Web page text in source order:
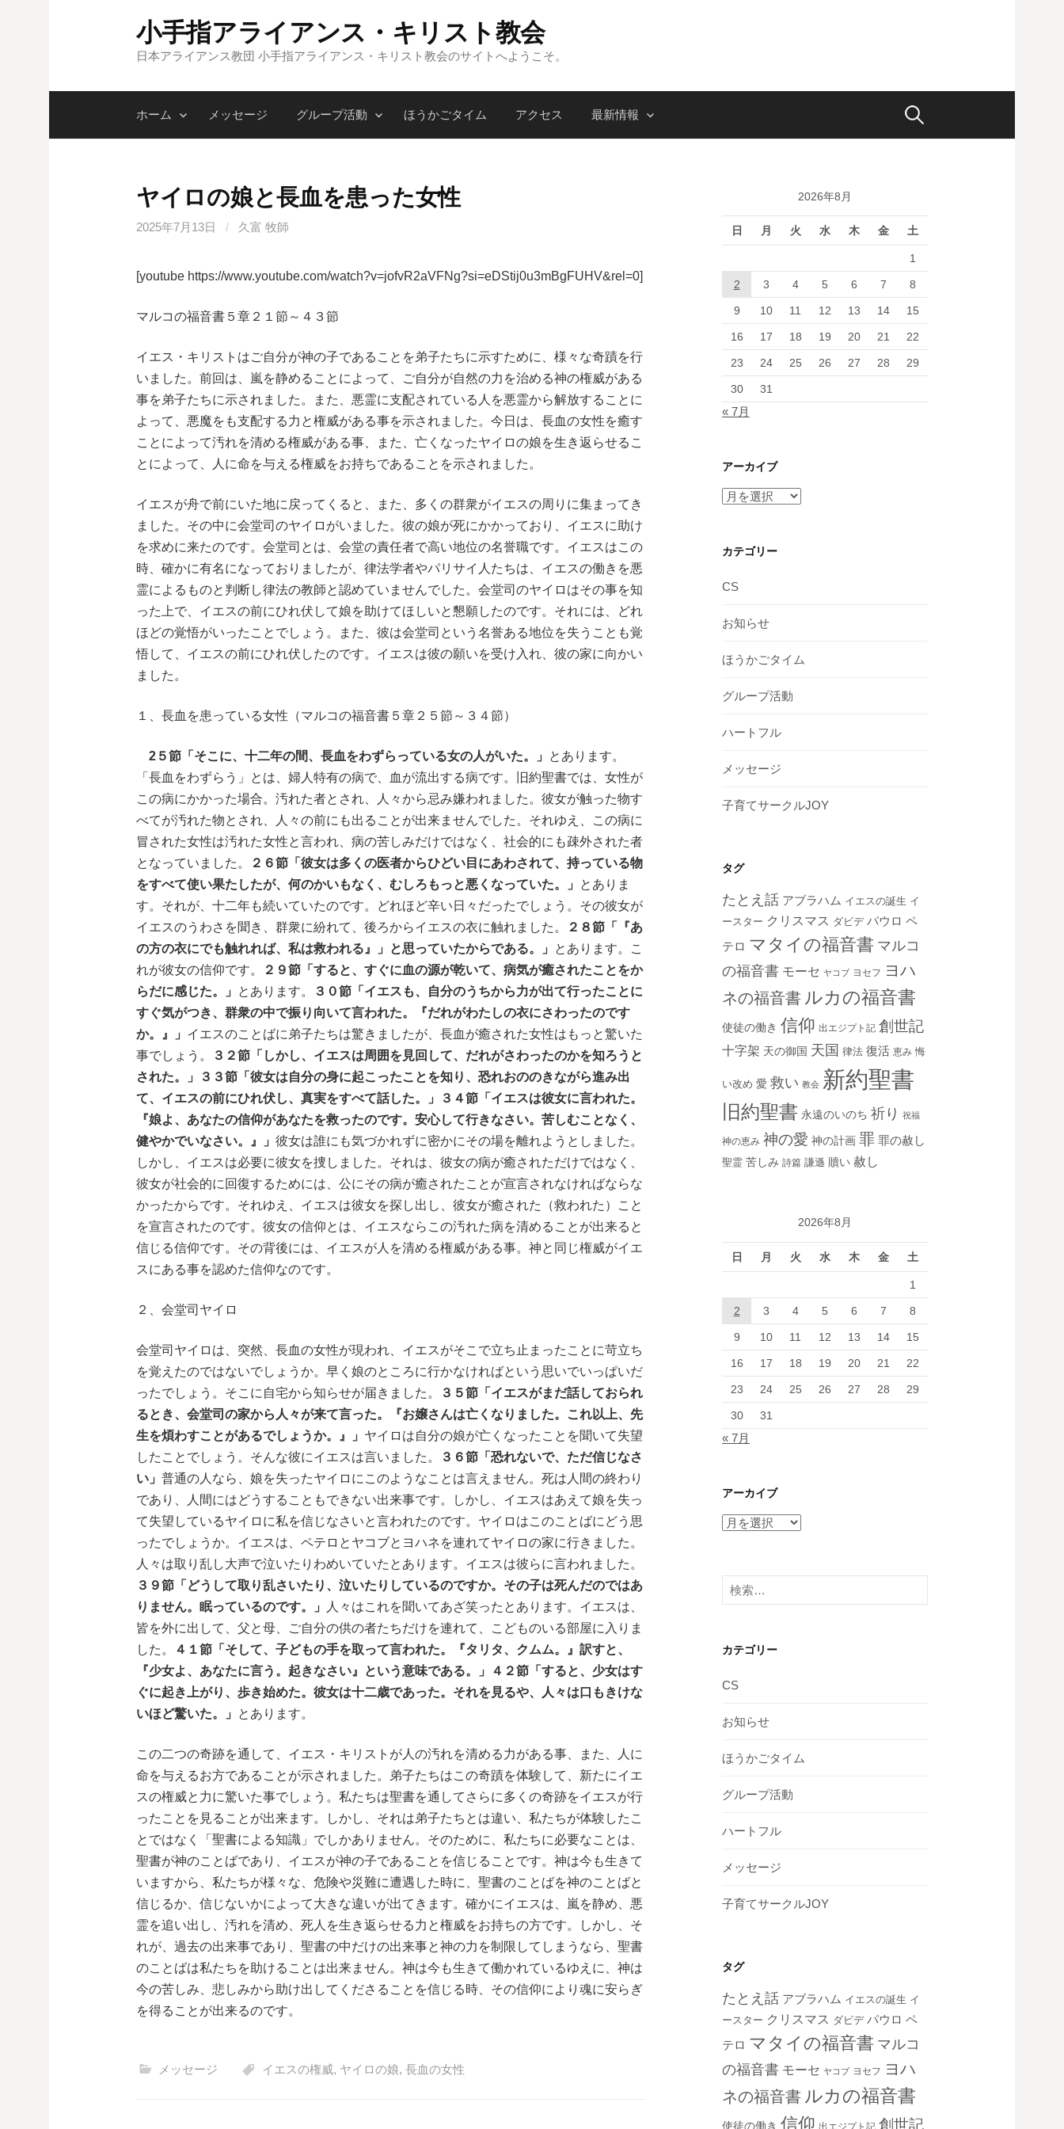
ツ
ス
小手指アライアンス・キリスト教会
日本アライアンス教団 小手指アライアンス・キリスト教会のサイトへようこそ。
ホーム メッセージ グループ活動 ほうかごタイム アクセス 最新情報 検
ヤイロの娘と長血を患った女性
2025年7月13日 / 久富 牧師
[youtube https://www.youtube.com/watch?v=jofvR2aVFNg?si=eDStij0u3mBgFUHV&rel=0]
マルコの福音書５章２１節～４３節
イエス・キリストはご自分が神の子であることを弟子たちに示すために、様々な奇蹟を行
いました。前回は、嵐を静めることによって、ご自分が自然の力を治める神の権威がある
事を弟子たちに示されました。また、悪霊に支配されている人を悪霊から解放することに
よって、悪魔をも支配する力と権威がある事を示されました。今日は、長血の女性を癒す
ことによって汚れを清める権威がある事、また、亡くなったヤイロの娘を生き返らせるこ
とによって、人に命を与える権威をお持ちであることを示されました。
イエスが舟で前にいた地に戻ってくると、また、多くの群衆がイエスの周りに集まってき
ました。その中に会堂司のヤイロがいました。彼の娘が死にかかっており、イエスに助け
を求めに来たのです。会堂司とは、会堂の責任者で高い地位の名誉職です。イエスはこの
時、確かに有名になっておりましたが、律法学者やパリサイ人たちは、イエスの働きを悪
霊によるものと判断し律法の教師と認めていませんでした。会堂司のヤイロはその事を知
った上で、イエスの前にひれ伏して娘を助けてほしいと懇願したのです。それには、どれ
ほどの覚悟がいったことでしょう。また、彼は会堂司という名誉ある地位を失うことも覚
悟して、イエスの前にひれ伏したのです。イエスは彼の願いを受け入れ、彼の家に向かい
ました。
１、長血を患っている女性（マルコの福音書５章２５節～３４節）
2５節「そこに、十二年の間、長血をわずらっている女の人がいた。」
とあります。
「長血をわずらう」とは、婦人特有の病で、血が流出する病です。旧約聖書では、女性が
この病にかかった場合。汚れた者とされ、人々から忌み嫌われました。彼女が触った物す
べてが汚れた物とされ、人々の前にも出ることが出来ませんでした。それゆえ、この病に
冒された女性は汚れた女性と言われ、病の苦しみだけではなく、社会的にも疎外された者
となっていました。
２６節「彼女は多くの医者からひどい目にあわされて、持っている物
をすべて使い果たしたが、何のかいもなく、むしろもっと悪くなっていた。」
とありま
す。それが、十二年も続いていたのです。どれほど辛い日々だったでしょう。その彼女が
イエスのうわさを聞き、群衆に紛れて、後ろからイエスの衣に触れました。
２８節「『あ
の方の衣にでも触れれば、私は救われる』」と思っていたからである。」
とあります。こ
れが彼女の信仰です。
２９節「すると、すぐに血の源が乾いて、病気が癒されたことをか
らだに感じた。」
とあります。
３０節「イエスも、自分のうちから力が出て行ったことに
すぐ気がつき、群衆の中で振り向いて言われた。『だれがわたしの衣にさわったのです
か。』」 イエスのことばに弟子たちは驚きましたが、長血が癒された女性はもっと驚いた
事でしょう。
３２節「しかし、イエスは周囲を見回して、だれがさわったのかを知ろうと
された。」３３節「彼女は自分の身に起こったことを知り、恐れおののきながら進み出
て、イエスの前にひれ伏し、真実をすべて話した。」３４節「イエスは彼女に言われた。
『娘よ、あなたの信仰があなたを救ったのです。安心して行きなさい。苦しむことなく、
健やかでいなさい。』」 彼女は誰にも気づかれずに密かにその場を離れようとしました。
しかし、イエスは必要に彼女を捜しました。それは、彼女の病が癒されただけではなく、
彼女が社会的に回復するためには、公にその病が癒されたことが宣言されなければならな
かったからです。それゆえ、イエスは彼女を探し出し、彼女が癒された（救われた）こと
を宣言されたのです。彼女の信仰とは、イエスならこの汚れた病を清めることが出来ると
信じる信仰です。その背後には、イエスが人を清める権威がある事。神と同じ権威がイエ
スにある事を認めた信仰なのです。
２、会堂司ヤイロ
会堂司ヤイロは、突然、長血の女性が現われ、イエスがそこで立ち止まったことに苛立ち
を覚えたのではないでしょうか。早く娘のところに行かなければという思いでいっぱいだ
ったでしょう。そこに自宅から知らせが届きました。
３５節「イエスがまだ話しておられ
るとき、会堂司の家から人々が来て言った。『お嬢さんは亡くなりました。これ以上、先
生を煩わすことがあるでしょうか。』」 ヤイロは自分の娘が亡くなったことを聞いて失望
したことでしょう。そんな彼にイエスは言いました。
３６節「恐れないで、ただ信じなさ
い」 普通の人なら、娘を失ったヤイロにこのようなことは言えません。死は人間の終わり
であり、人間にはどうすることもできない出来事です。しかし、イエスはあえて娘を失っ
て失望しているヤイロに私を信じなさいと言われたのです。ヤイロはこのことばにどう思
ったでしょうか。イエスは、ペテロとヤコブとヨハネを連れてヤイロの家に行きました。
人々は取り乱し大声で泣いたりわめいていたとあります。イエスは彼らに言われました。
３９節「どうして取り乱さいたり、泣いたりしているのですか。その子は死んだのではあ
りません。眠っているのです。」
人々はこれを聞いてあざ笑ったとあります。イエスは、
皆を外に出して、父と母、ご自分の供の者たちだけを連れて、こどものいる部屋に入りま
した。
４１節「そして、子どもの手を取って言われた。『タリタ、クムム。』訳すと、
『少女よ、あなたに言う。起きなさい』という意味である。」４２節「すると、少女はす
ぐに起き上がり、歩き始めた。彼女は十二歳であった。それを見るや、人々は口もきけな
いほど驚いた。」
とあります。
この二つの奇跡を通して、イエス・キリストが人の汚れを清める力がある事、また、人に
命を与えるお方であることが示されました。弟子たちはこの奇蹟を体験して、新たにイエ
スの権威と力に驚いた事でしょう。私たちは聖書を通してさらに多くの奇跡をイエスが行
ったことを見ることが出来ます。しかし、それは弟子たちとは違い、私たちが体験したこ
とではなく「聖書による知識」でしかありません。そのために、私たちに必要なことは、
聖書が神のことばであり、イエスが神の子であることを信じることです。神は今も生きて
いますから、私たちが様々な、危険や災難に遭遇した時に、聖書のことばを神のことばと
信じるか、信じないかによって大きな違いが出てきます。確かにイエスは、嵐を静め、悪
霊を追い出し、汚れを清め、死人を生き返らせる力と権威をお持ちの方です。しかし、そ
れが、過去の出来事であり、聖書の中だけの出来事と神の力を制限してしまうなら、聖書
のことばは私たちを助けることは出来ません。神は今も生きて働かれているゆえに、神は
今の苦しみ、悲しみから助け出してくださることを信じる時、その信仰により魂に安らぎ
を得ることが出来るのです。
メッセージ イエスの権威, ヤイロの娘, 長血の女性
2026年8月
日 月 火 水 木 金 土
1
2 3 4 5 6 7 8
9 10 11 12 13 14 15
16 17 18 19 20 21 22
23 24 25 26 27 28 29
30 31
« 7月
アーカイブ
ア
イ
カテゴリー
CS
お知らせ
ほうかごタイム
グループ活動
ハートフル
メッセージ
子育てサークルJOY
タグ
たとえ話 アブラハム イエスの誕生 イ
ースター クリスマス ダビデ パウロ ペ
テロ マタイの福音書 マルコ
の福音書 モーセ ヤコブ ヨセフ ヨハ
ネの福音書 ルカの福音書
使徒の働き 信仰 出エジプト記 創世記
十字架 天の御国 天国 律法 復活 恵み 悔
い改め 愛 救い 教会 新約聖書
旧約聖書 永遠のいのち 祈り 祝福
神の恵み 神の愛 神の計画 罪 罪の赦し
聖霊 苦しみ 詩篇 謙遜 贖い 赦し
2026年8月
日 月 火 水 木 金 土
1
2 3 4 5 6 7 8
9 10 11 12 13 14 15
16 17 18 19 20 21 22
23 24 25 26 27 28 29
30 31
« 7月
アーカイブ
ア
イ
ブ
検
索:
カテゴリー
CS
お知らせ
ほうかごタイム
グループ活動
ハートフル
メッセージ
子育てサークルJOY
タグ
たとえ話 アブラハム イエスの誕生 イ
ースター クリスマス ダビデ パウロ ペ
テロ マタイの福音書 マルコ
の福音書 モーセ ヤコブ ヨセフ ヨハ
ネの福音書 ルカの福音書
使徒の働き 信仰 出エジプト記 創世記